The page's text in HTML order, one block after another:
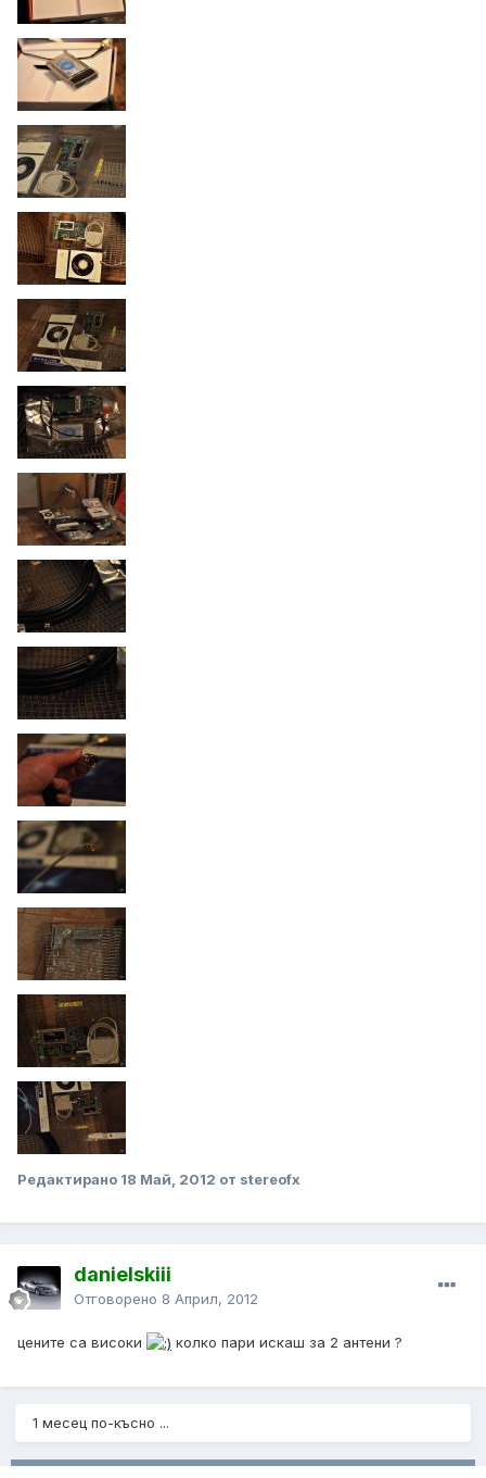
Редактирано 18 Май, 2012 от stereofx
danielskiii
Отговорено 8 Април, 2012
цените са високи колко пари искаш за 2 антени ?
1 месец по-късно ...